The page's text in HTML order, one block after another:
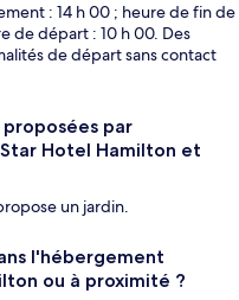
: 14 h 00 ; heure de fin de
de départ : 10 h 00. Des
de départ sans contact
par
Hotel Hamilton et
un jardin.
l'hébergement
ou à proximité ?